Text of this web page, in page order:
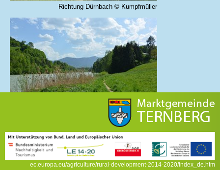
Richtung Dürnbach © Kumpfmüller
Richtung Ternberg © Kals
ec.europa.eu/agriculture/rural-development-2014-2020/index_de.htm